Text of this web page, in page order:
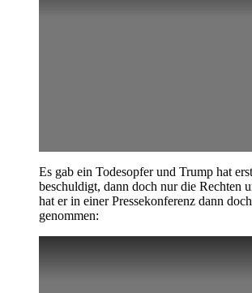
Es gab ein Todesopfer und Trump hat
beschuldigt, dann doch nur die Rechten
hat er in einer Pressekonferenz dann
genommen: